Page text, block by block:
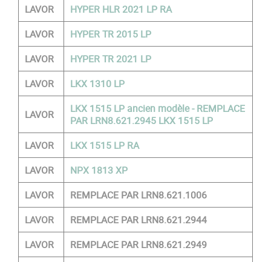
LAVOR
HYPER HLR 2021 LP RA
LAVOR
HYPER TR 2015 LP
LAVOR
HYPER TR 2021 LP
LAVOR
LKX 1310 LP
LAVOR
LKX 1515 LP ancien modèle - REMPLACE
PAR LRN8.621.2945 LKX 1515 LP
LAVOR
LKX 1515 LP RA
LAVOR
NPX 1813 XP
LAVOR
REMPLACE PAR LRN8.621.1006
LAVOR
REMPLACE PAR LRN8.621.2944
LAVOR
REMPLACE PAR LRN8.621.2949